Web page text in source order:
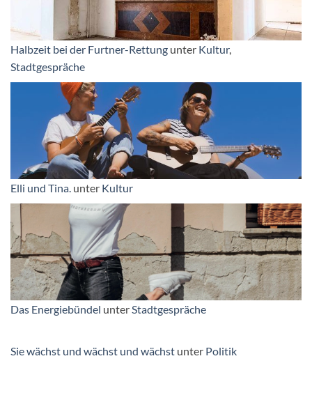
Halbzeit bei der Furtner-Rettung unter Kultur,
Stadtgespräche
Elli und Tina. unter Kultur
Das Energiebündel unterStadtgespräche
Sie wächst und wächst und wächst unter Politik